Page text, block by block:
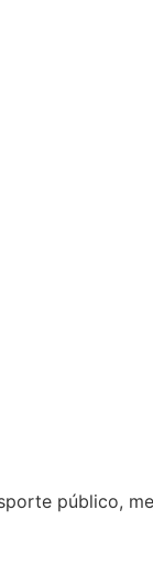
público,